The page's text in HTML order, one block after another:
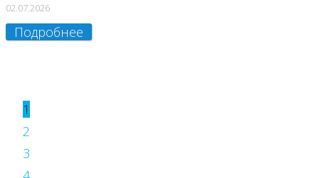
02.07.2026
Подробнее
1
2
3